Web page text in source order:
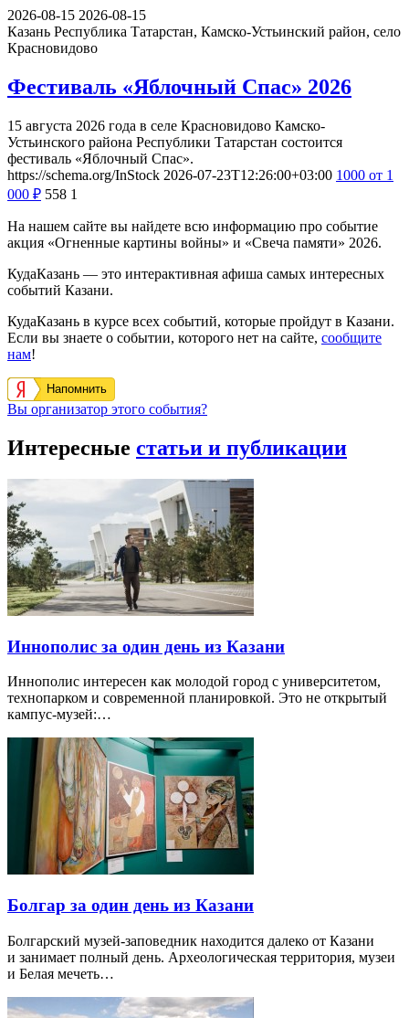
2026-08-15 2026-08-15
Казань Республика Татарстан, Камско-Устьинский район, село
Красновидово
Фестиваль «Яблочный Спас» 2026
15 августа 2026 года в селе Красновидово Камско-
Устьинского района Республики Татарстан состоится
фестиваль «Яблочный Спас».
https://schema.org/InStock 2026-07-23T12:26:00+03:00 1000 от 1
000 ₽ 558 1
На нашем сайте вы найдете всю информацию про событие
акция «Огненные картины войны» и «Свеча памяти» 2026.
КудаКазань — это интерактивная афиша самых интересных
событий Казани.
КудаКазань в курсе всех событий, которые пройдут в Казани.
Если вы знаете о событии, которого нет на сайте, сообщите
нам!
Напомнить
Вы организатор этого события?
Интересные статьи и публикации
Иннополис за один день из Казани
Иннополис интересен как молодой город с университетом,
технопарком и современной планировкой. Это не открытый
кампус-музей:…
Болгар за один день из Казани
Болгарский музей-заповедник находится далеко от Казани
и занимает полный день. Археологическая территория, музеи
и Белая мечеть…